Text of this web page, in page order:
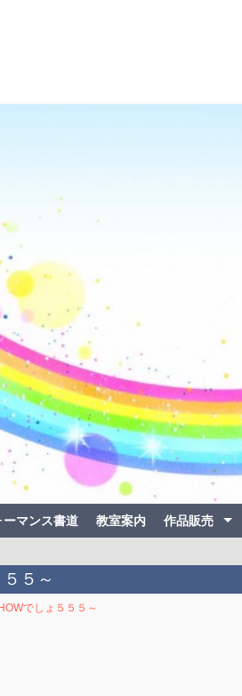
ーマンス書道 教室案内 作品販売
５～
でしょ５５５～